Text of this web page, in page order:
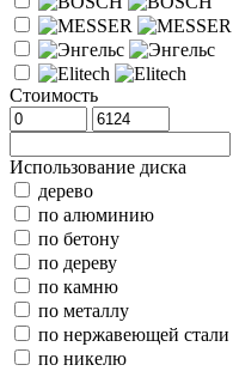
Стоимость
Использование диска
дерево
по алюминию
по бетону
по дереву
по камню
по металлу
по нержавеющей стали
по никелю